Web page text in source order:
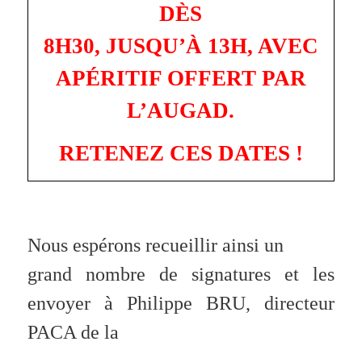
DÈS
8H30, JUSQU’À 13H, AVEC
APÉRITIF OFFERT PAR
L’AUGAD.
RETENEZ CES DATES !
Nous espérons recueillir ainsi un
grand nombre de signatures et les
envoyer à Philippe BRU, directeur
PACA de la